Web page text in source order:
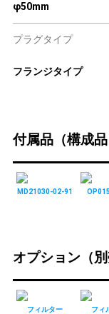
φ50mm
プラグタイプ
フランジタイプ
付属品（構成品
MD21030-02-91
オプション（別
フィルター
フィ